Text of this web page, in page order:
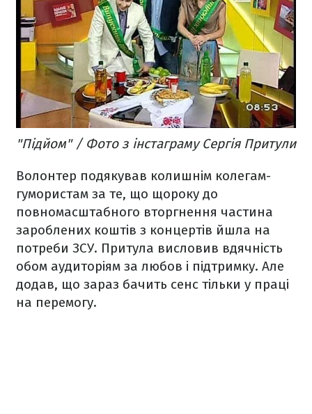
"Підйом" / Фото з інстаграму Сергія Притули
Волонтер подякував колишнім колегам-
гумористам за те, що щороку до
повномасштабного вторгнення частина
зароблених коштів з концертів йшла на
потреби ЗСУ. Притула висловив вдячність
обом аудиторіям за любов і підтримку. Але
додав, що зараз бачить сенс тільки у праці
на перемогу.